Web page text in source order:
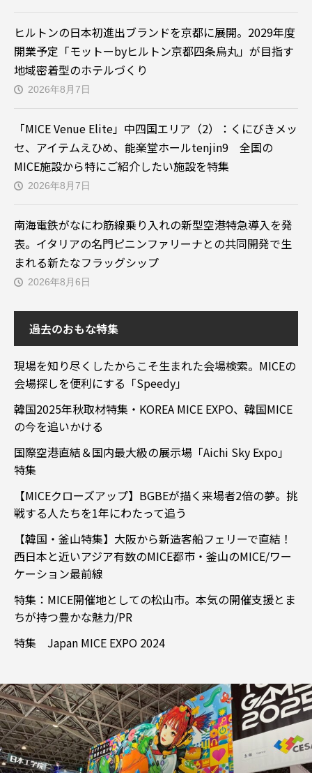
ヒルトンの日本初進出ブランドを京都に展開。2029年度
開業予定「モットーbyヒルトン京都四条烏丸」が目指す
地域密着型のホテルづくり
2026年8月7日
「MICE Venue Elite」中四国エリア（2）：くにびきメッ
セ、アイテムえひめ、能楽堂ホールtenjin9 全国の
MICE施設から特にご紹介したい施設を特集
2026年8月7日
南海電鉄がなにわ筋線乗り入れの新型空港特急導入を発
表。イタリアの名門ピニンファリーナとの共同開発で生
まれる新たなフラッグシップ
2026年8月6日
過去のおもな特集
現場を知り尽くしたからこそ生まれた会場検索。MICEの
会場探しを便利にする「Speedy」
韓国2025年秋取材特集・KOREA MICE EXPO、韓国MICE
の今を追いかける
国際空港直結＆国内最大級の展示場「Aichi Sky Expo」
特集
【MICEクローズアップ】BGBEが描く来場者2倍の夢。挑
戦する人たちを1年にわたって追う
【韓国・釜山特集】大阪から新造客船フェリーで直結！
西日本と近いアジア有数のMICE都市・釜山のMICE/ワー
ケーション最前線
特集：MICE開催地としての松山市。本気の開催支援とま
ちが持つ豊かな魅力/PR
特集 Japan MICE EXPO 2024